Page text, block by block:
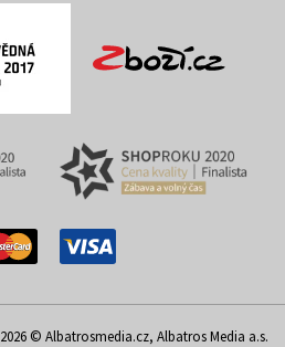
2026 © Albatrosmedia.cz, Albatros Media a.s.